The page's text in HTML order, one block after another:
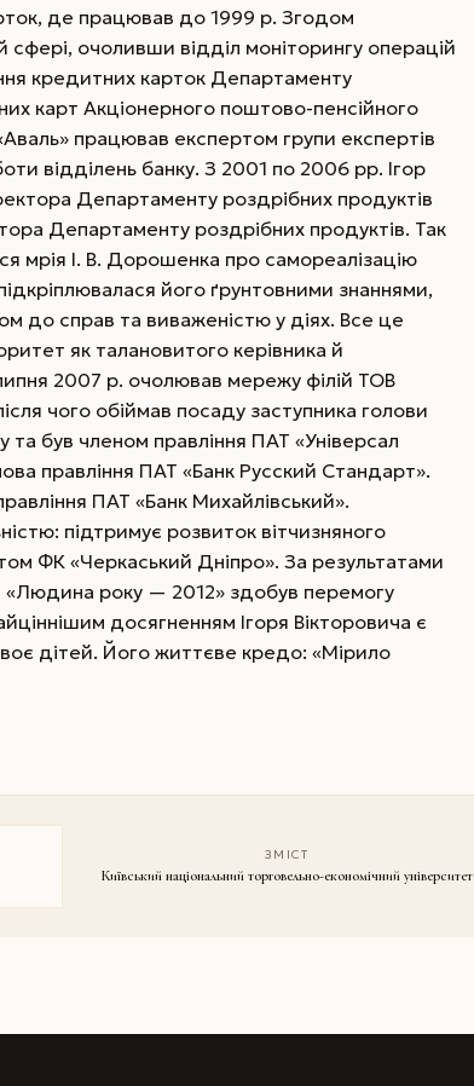
де працював до 1999 р. Згодом
сфері, очоливши відділ моніторингу операцій
кредитних карток Департаменту
карт Акціо­нерного поштово-пенсійного
працював експертом групи експертів
відділень банку. З 2001 по 2006 рр. Ігор
Департаменту роздрібних продуктів
Департаменту роздрібних продуктів. Так
мрія І. В. Дорошенка про самореалізацію
його ґрунтовними знаннями,
до справ та виваженістю у діях. Все це
як талановитого керівника й
2007 р. очолював мережу філій ТОВ
чого обіймав посаду заступника голови
та був членом правління ПАТ «Універсал
правління ПАТ «Банк Рус­ский Стандарт».
ПАТ «Банк Михайлівський».
підтримує розвиток вітчизняного
ФК «Черкаський Дніпро». За результатами
«Лю­дина року — 2012» здобув перемогу
досягненням Ігоря Вікторовича є
дітей. Його життєве кредо: «Мірило
ЗМІСТ
Київський національний торговельно-економічний університет